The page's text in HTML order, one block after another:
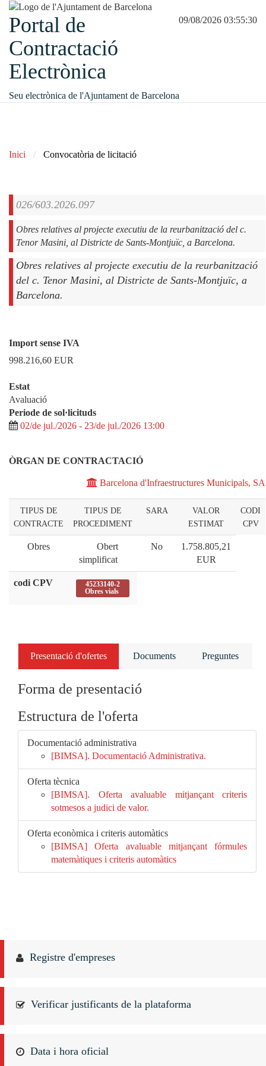
09/08/2026 03:55:30
Portal de
Contractació
Electrònica
Seu electrònica de l'Ajuntament de Barcelona
Inici Convocatòria de licitació
026/603.2026.097
Obres relatives al projecte executiu de la reurbanització del c.
Obres relatives al projecte executiu de la reurbanització
del c. Tenor Masini, al Districte de Sants-Montjuïc, a
Import sense IVA
998.216,60 EUR
Estat
Avaluació
Periode de sol·licituds
02/de jul./2026 - 23/de jul./2026 13:00
ÒRGAN DE CONTRACTACIÓ
Barcelona d'Infraestructures Municipals, SA
TIPUS DE
CONTRACTE
TIPUS DE
PROCEDIMENT
SARA
VALOR
ESTIMAT
CODI
CPV
Obres
Obert
simplificat
No
1.758.805,21
EUR
codi CPV
45233140-2
Obres vials
Presentació d'ofertes Documents Preguntes
Forma de presentació
Estructura de l'oferta
Documentació administrativa
[BIMSA]. Documentació Administrativa.
Oferta tècnica
[BIMSA]. Oferta avaluable mitjançant criteris
sotmesos a judici de valor.
Oferta econòmica i criteris automàtics
[BIMSA] Oferta avaluable mitjançant fórmules
matemàtiques i criteris automàtics
Registre d'empreses
Verificar justificants de la plataforma
Data i hora oficial